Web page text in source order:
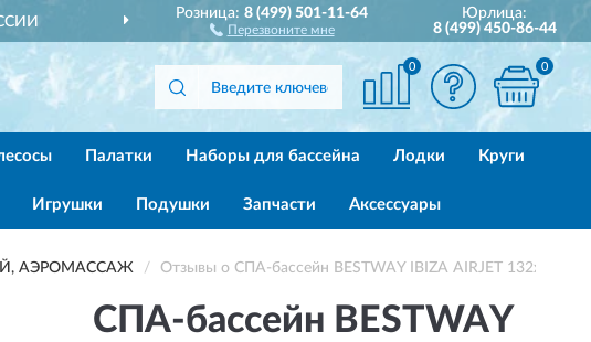
ДОСТАВИМ ПО ВСЕЙ РОССИИ
Розница:8 (499) 501-11-64
Перезвоните мне
Юрлица:
8 (499) 450-86-44
0 0
Палатки Наборы для бассейна Лодки Круги
Игрушки Подушки Запчасти Аксессуары
АЭРОМАССАЖ Отзывы о СПА-бассейн BESTWAY IBIZA AIRJET 132х132/
СПА-бассейн BESTWAY